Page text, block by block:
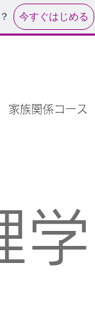
今すぐはじめる
家族関係コース
学